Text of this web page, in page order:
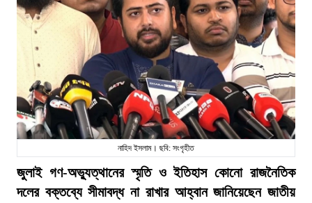
নাহিদ ইসলাম। ছবি: সংগৃহীত
জুলাই গণ-অভ্যুত্থানের স্মৃতি ও ইতিহাস কোনো রাজনৈতিক
দলের বক্তব্যে সীমাবদ্ধ না রাখার আহ্বান জানিয়েছেন জাতীয়